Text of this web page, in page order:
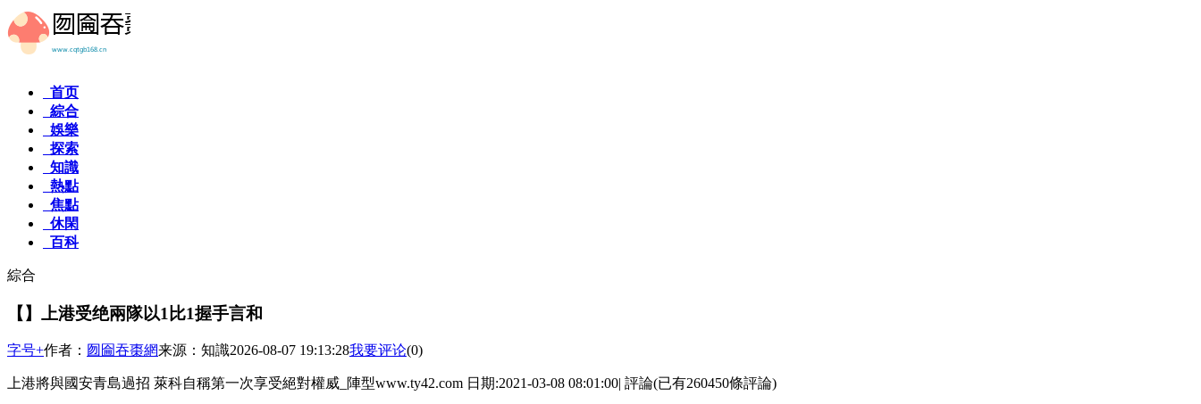
首页
綜合
娛樂
探索
知識
熱點
焦點
休閑
百科
綜合
【】上港受绝兩隊以1比1握手言和
字号+作者： 囫圇吞棗網来源：知識2026-08-07 19:13:28我要评论(0)
上港將與國安青島過招 萊科自稱第一次享受絕對權威_陣型www.ty42.com 日期:2021-03-08 08:01:00| 評論(已有260450條評論)